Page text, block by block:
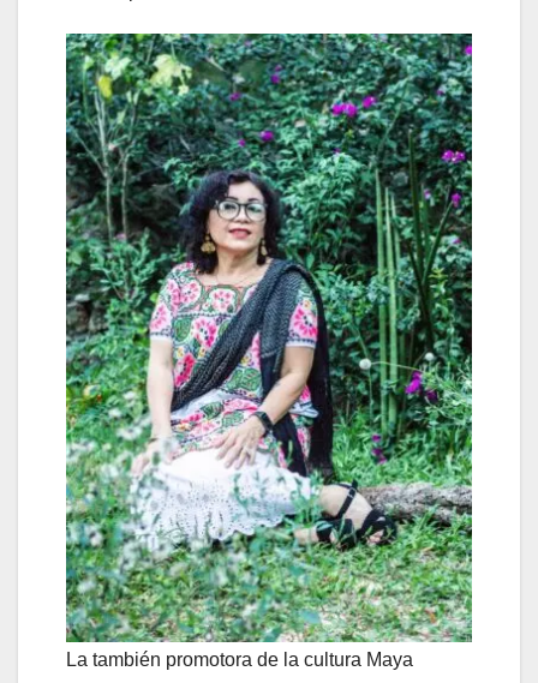
La también promotora de la cultura Maya